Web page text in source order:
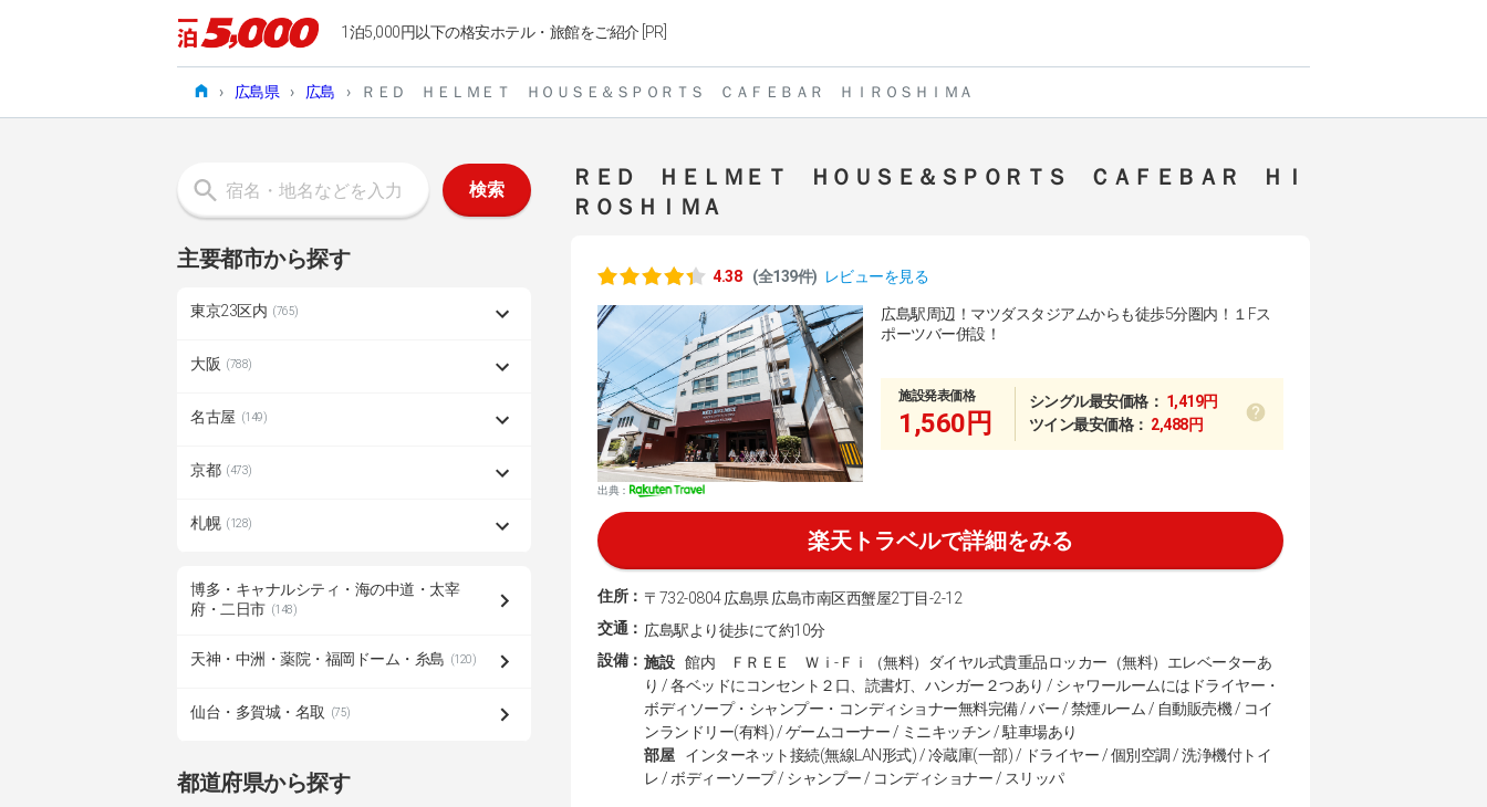
1泊5,000円以下の格安ホテル・旅館をご紹介 [PR]
› 広島県 › 広島 › ＲＥＤ ＨＥＬＭＥＴ ＨＯＵＳＥ＆ＳＰＯＲＴＳ ＣＡＦＥＢＡＲ ＨＩＲＯＳＨＩＭＡ
ＲＥＤ ＨＥＬＭＥＴ ＨＯＵＳＥ＆ＳＰＯＲＴＳ ＣＡＦＥＢＡＲ ＨＩ
ＲＯＳＨＩＭＡ
4.38 (全139件) レビューを見る
出典：
広島駅周辺！マツダスタジアムからも徒歩5分圏内！１Fス
ポーツバー併設！
施設発表価格
1,560円
シングル最安価格： 1,419円
ツイン最安価格： 2,488円
楽天トラベルで詳細をみる
住所： 〒732-0804 広島県 広島市南区西蟹屋2丁目-2-12
交通： 広島駅より徒歩にて約10分
設備： 施設
館内 ＦＲＥＥ Ｗｉ-Ｆｉ（無料）ダイヤル式貴重品ロッカー（無料）エレベーターあ
り / 各ベッドにコンセント２口、読書灯、ハンガー２つあり / シャワールームにはドライヤー・
ボディソープ・シャンプー・コンディショナー無料完備 / バー / 禁煙ルーム / 自動販売機 / コイ
ンランドリー(有料) / ゲームコーナー / ミニキッチン / 駐車場あり
部屋
インターネット接続(無線LAN形式) / 冷蔵庫(一部) / ドライヤー / 個別空調 / 洗浄機付トイ
レ / ボディーソープ / シャンプー / コンディショナー / スリッパ
検索
主要都市から探す
東京23区内 (765)
大阪 (788)
名古屋 (149)
京都 (473)
札幌 (128)
博多・キャナルシティ・海の中道・太宰
府・二日市 (148)
天神・中洲・薬院・福岡ドーム・糸島 (120)
仙台・多賀城・名取 (75)
都道府県から探す